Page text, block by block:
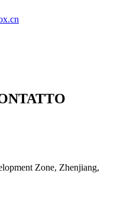
Zone, Zhenjiang,